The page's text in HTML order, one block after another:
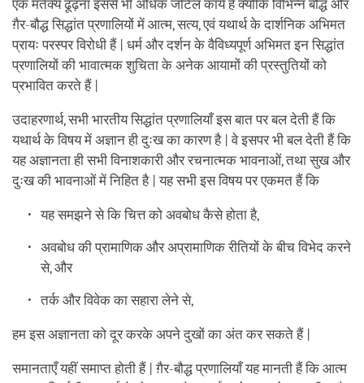
एक मतैक्य ढूँढ़ना इससे भी अधिक जटिल कार्य है क्योंकि विभिन्न बौद्ध और
ग़ैर-बौद्ध सिद्धांत प्रणालियों में आत्म, सत्य, एवं यथार्थ के दार्शनिक अभिमत
प्रायः परस्पर विरोधी हैं | धर्म और दर्शन के वैविध्यपूर्ण अभिमत इन सिद्धांत
प्रणालियों की भावात्मक शुचिता के अनेक आयामों की प्रस्तुतियों को
प्रभावित करते हैं |
उदाहरणार्थ, सभी भारतीय सिद्धांत प्रणालियाँ इस बात पर बल देती हैं कि
यथार्थ के विषय में अज्ञान ही दुःख का कारण है | वे इसपर भी बल देती हैं कि
यह अज्ञानता ही सभी विनाशकारी और रचनात्मक भावनाओं, तथा सुख और
दुःख की भावनाओं में निहित है | यह सभी इस विषय पर एकमत हैं कि
यह समझने से कि चित्त को अवबोध कैसे होता है,
अवबोध की प्रामाणिक और अप्रामाणिक रीतियों के बीच विभेद करने
से, और
तर्क और विवेक का सहारा लेने से,
हम इस अज्ञानता को दूर करके अपने दुखों का अंत कर सकते हैं |
समानताएँ यहीं समाप्त होती हैं | ग़ैर-बौद्ध प्रणालियाँ यह मानती हैं कि आत्म